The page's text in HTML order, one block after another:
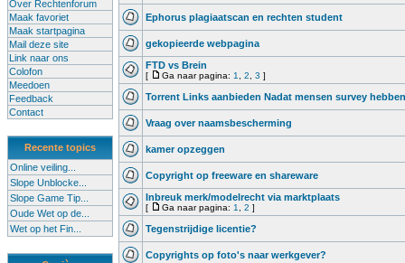
Over Rechtenforum
Maak favoriet
Maak startpagina
Mail deze site
Link naar ons
Colofon
Meedoen
Feedback
Contact
Recente topics
Online veiling...
Slope Unblocke...
Slope Game Tip...
Oude Wet op de...
Wet op het Fin...
Ephorus plagiaatscan en rechten student
gekopieerde webpagina
FTD vs Brein
[ Ga naar pagina: 1 2 3 ]
Torrent Links aanbieden Nadat mensen survey
Vraag over naamsbescherming
kamer opzeggen
Copyright op freeware en shareware
Inbreuk merk/modelrecht via marktplaats
[ Ga naar pagina: 1 2 ]
Tegenstrijdige licentie?
Copyrights op foto's naar werkgever?